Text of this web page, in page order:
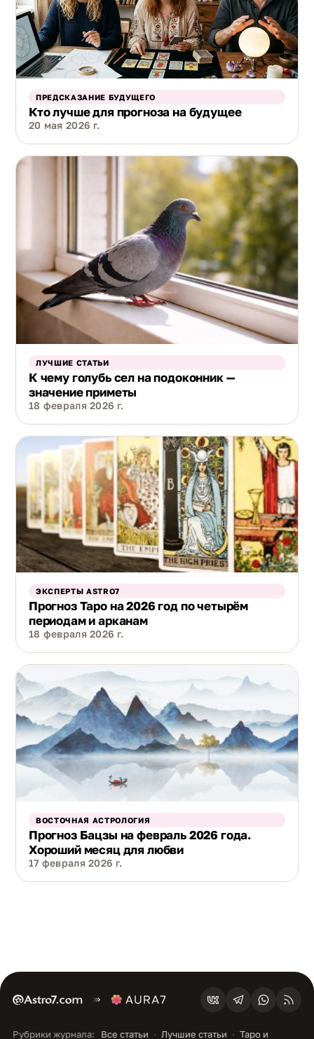
ПРЕДСКАЗАНИЕ БУДУЩЕГО
Кто лучше для прогноза на будущее
20 мая 2026 г.
ЛУЧШИЕ СТАТЬИ
К чему голубь сел на подоконник —
значение приметы
18 февраля 2026 г.
ЭКСПЕРТЫ ASTRO7
Прогноз Таро на 2026 год по четырём
периодам и арканам
18 февраля 2026 г.
ВОСТОЧНАЯ АСТРОЛОГИЯ
Прогноз Бацзы на февраль 2026 года.
Хороший месяц для любви
17 февраля 2026 г.
Рубрики журнала: Все статьи Лучшие статьи Таро и